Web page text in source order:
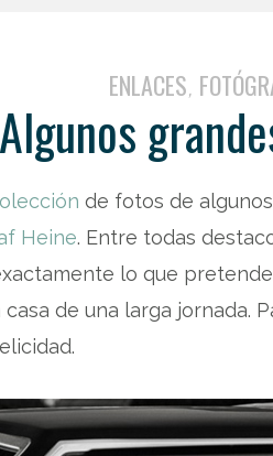
ENLACES,
Algunos
de fotos de
Heine. Entre todas
lo que
de una larga jornada.